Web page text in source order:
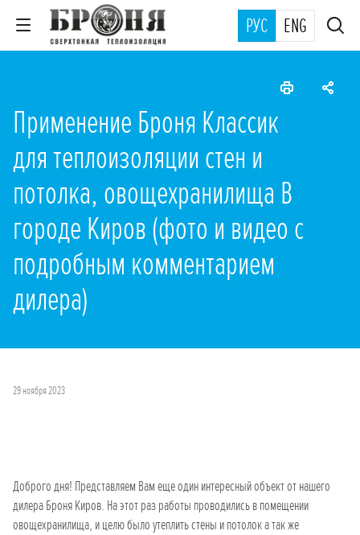
РУС ENG
Применение Броня Классик
для теплоизоляции стен и
потолка, овощехранилища В
городе Киров (фото и видео с
подробным комментарием
дилера)
29 ноября 2023
Доброго дня! Представляем Вам еще один интересный объект от нашего
дилера Броня Киров. На этот раз работы проводились в помещении
овощехранилища, и целю было утеплить стены и потолок а так же